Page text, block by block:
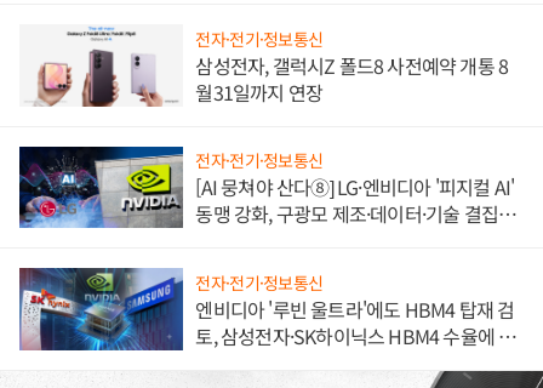
전자·전기·정보통신
삼성전자, 갤럭시Z 폴드8 사전예약 개통 8
월31일까지 연장
전자·전기·정보통신
[AI 뭉쳐야 산다⑧] LG·엔비디아 '피지컬 AI'
동맹 강화, 구광모 제조·데이터·기술 결집
전자·전기·정보통신
엔비디아 '루빈 울트라'에도 HBM4 탑재 검
토, 삼성전자·SK하이닉스 HBM4 수율에 주